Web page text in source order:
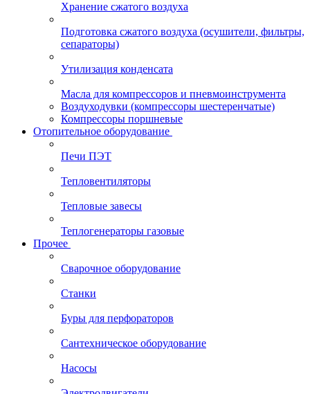
Хранение сжатого воздуха
Подготовка сжатого воздуха (осушители, фильтры,
сепараторы)
Утилизация конденсата
Масла для компрессоров и пневмоинструмента
Воздуходувки (компрессоры шестеренчатые)
Компрессоры поршневые
Отопительное оборудование
Печи ПЭТ
Тепловентиляторы
Тепловые завесы
Теплогенераторы газовые
Прочее
Сварочное оборудование
Станки
Буры для перфораторов
Сантехническое оборудование
Насосы